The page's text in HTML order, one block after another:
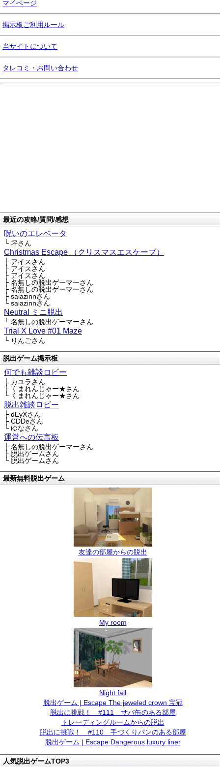
マイページ
掲示板ご利用ルール
当サイトについて
タレコミ・お問い合わせ
最近の攻略/質問/感想
呪いのエレベータ
└ 坪さん
Christmas Escape （クリスマスエスケープ）
├ アイスさん
├ アイスさん
├ アイスさん
├ 名無しの脱出ゲーマーさん
├ 名無しの脱出ゲーマーさん
├ saiazinnさん
└ saiazinnさん
Neutral ミニ脱出
└ 名無しの脱出ゲーマーさん
Trial X Love #01 Maze
└ りんごさん
脱出ゲーム掲示板
何でも雑談ロビー
├ カユラさん
├ くまれんじゃー★さん
└ くまれんじゃー★さん
脱出雑談ロビー
├ dEyXさん
├ CDDeさん
└ ゆなさん
運営への伝言板
├ 名無しの脱出ゲーマーさん
├ 脱出ゲームさん
└ 脱出ゲームさん
最新無料脱出ゲーム
友達の部屋からの脱出
My room
Night fall
脱出ゲーム | Escape The jeweled crown 宝冠
脱出に挑戦！ #111 サバ缶のある部屋
トレーディングルームからの脱出
脱出に挑戦！ #110 手づくりパンのある部屋
脱出ゲーム | Escape Dangerous luxury liner
人気脱出ゲームTOP3